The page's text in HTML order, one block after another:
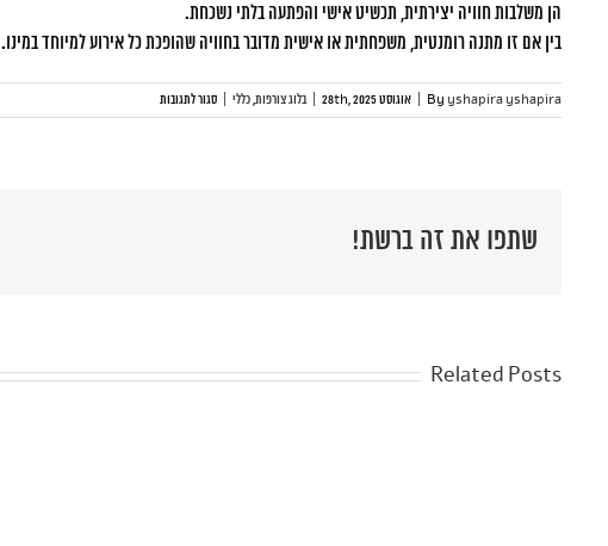
הן משלבות חוויה יצירתית, תכשיט אישי והפתעה בלתי נשכחת.
בין אם זו מתנה רומנטית, משפחתית או אישית מדובר בחוויה שהופכת כל אירוע למיוחד במינו.
By yshapira yshapira אוגוסט 28th, 2025 בלוג צורפות,כללי סגור לתגובותעל
סדנת
שתפו את זה ברשת!
Related Posts